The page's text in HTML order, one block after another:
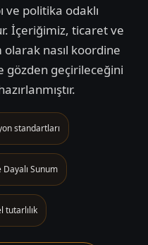
ve politika odaklı
İçeriğimiz, ticaret ve
nasıl koordine
gözden geçirileceğini
standartları
Sunum
tutarlılık